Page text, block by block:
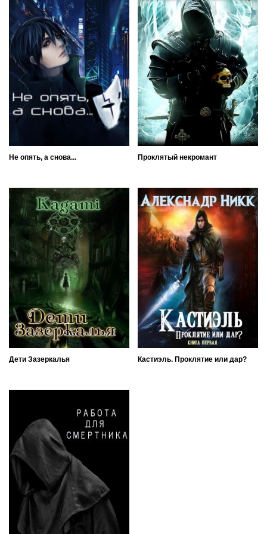
Не опять, а снова... Проклятый некромант
Дети Зазеркалья Кастиэль. Проклятие или дар?